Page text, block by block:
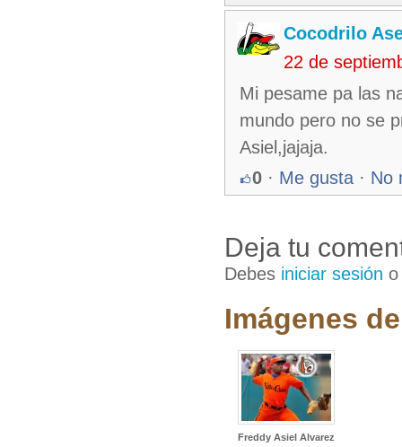
Cocodrilo
22 de
Mi pesame pa las
mundo pero no se
Asiel,jajaja.
0 · Me gusta · No
Deja tu
Debes iniciar sesión
Imágenes
Freddy Asiel Alvarez